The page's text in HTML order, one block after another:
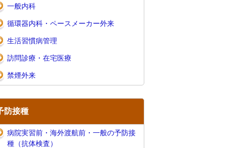
一般内科
循環器内科・ペースメーカー外来
生活習慣病管理
訪問診療・在宅医療
禁煙外来
防接種
病院実習前・海外渡航前・一般の予防接
種（抗体検査）